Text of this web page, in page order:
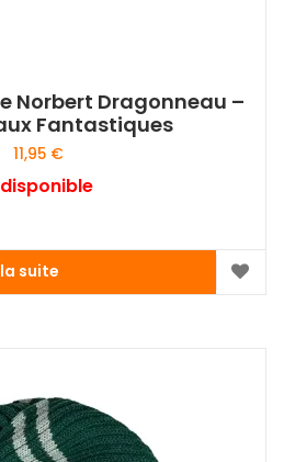
Norbert Dragonneau –
Fantastiques
11,95 €
suite